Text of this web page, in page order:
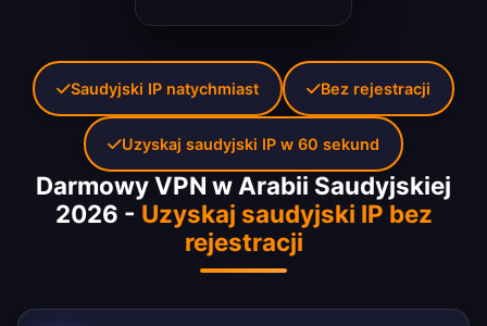
Darmowy VPN w Arabii Saudyjskiej
2026 - Uzyskaj saudyjski IP bez
rejestracji
Saudyjski IP natychmiast Bez rejestracji
Uzyskaj saudyjski IP w 60 sekund